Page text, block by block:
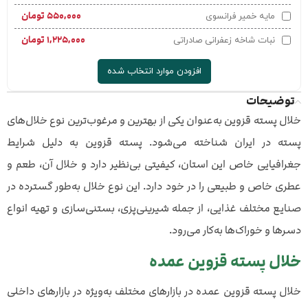
مایه خمیر فرانسوی ۵۵۰,۰۰۰ تومان
نبات شاخه زعفرانی صادراتی ۱,۲۲۵,۰۰۰ تومان
افزودن موارد انتخاب شده
توضیحات
خلال پسته قزوین به‌عنوان یکی از بهترین و مرغوب‌ترین نوع خلال‌های
پسته در ایران شناخته می‌شود. پسته قزوین به دلیل شرایط
جغرافیایی خاص این استان، کیفیتی بی‌نظیر دارد و خلال آن، طعم و
عطری خاص و طبیعی را در خود دارد. این نوع خلال به‌طور گسترده در
صنایع مختلف غذایی، از جمله شیرینی‌پزی، بستنی‌سازی و تهیه انواع
دسرها و خوراک‌ها به‌کار می‌رود.
خلال پسته قزوین عمده
خلال پسته قزوین عمده در بازارهای مختلف به‌ویژه در بازارهای داخلی
بستن اعلان
ثبت‌شده
از کرج
گندم
سفارش اخیر